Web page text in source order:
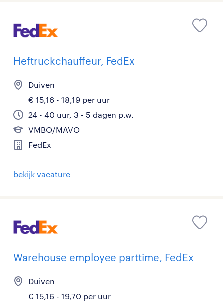
Heftruckchauffeur, FedEx
Duiven
€ 15,16 - 18,19 per uur
24 - 40 uur, 3 - 5 dagen p.w.
VMBO/MAVO
FedEx
bekijk vacature
Warehouse employee parttime, FedEx
Duiven
€ 15,16 - 19,70 per uur